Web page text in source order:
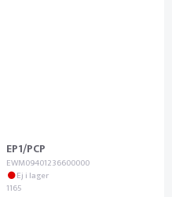
EP1/PCP
EWM09401236600000
Ej i lager
1165